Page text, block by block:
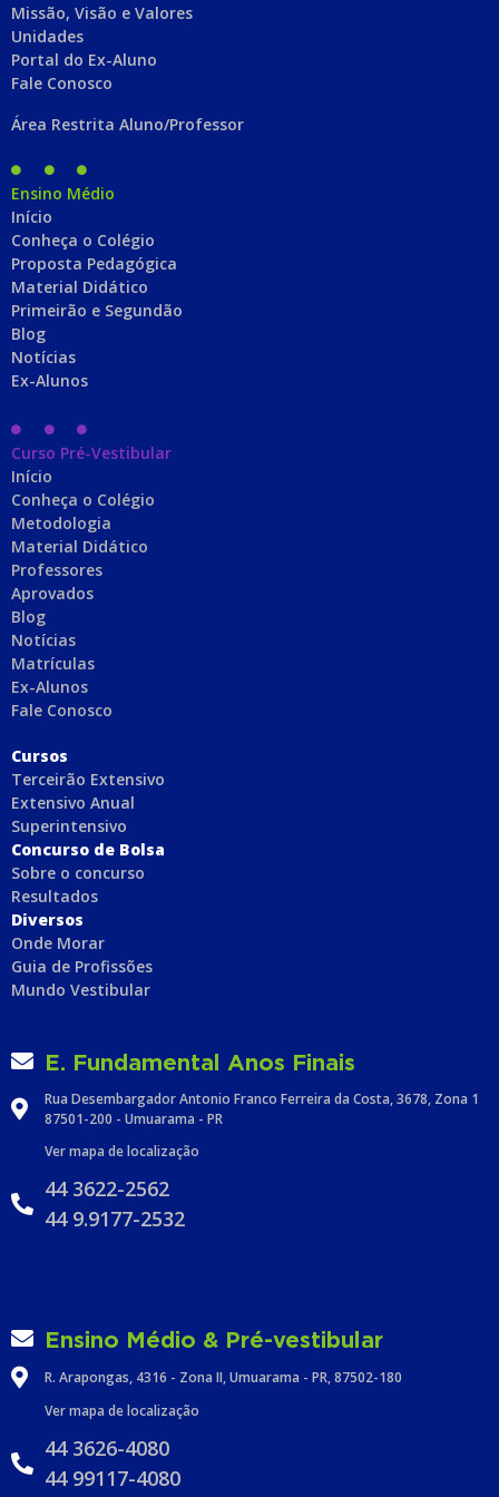
Missão, Visão e Valores
Unidades
Portal do Ex-Aluno
Fale Conosco
Área Restrita Aluno/Professor
Ensino Médio
Início
Conheça o Colégio
Proposta Pedagógica
Material Didático
Primeirão e Segundão
Blog
Notícias
Ex-Alunos
Curso Pré-Vestibular
Início
Conheça o Colégio
Metodologia
Material Didático
Professores
Aprovados
Blog
Notícias
Matrículas
Ex-Alunos
Fale Conosco
Cursos
Terceirão Extensivo
Extensivo Anual
Superintensivo
Concurso de Bolsa
Sobre o concurso
Resultados
Diversos
Onde Morar
Guia de Profissões
Mundo Vestibular
E. Fundamental Anos Finais
Rua Desembargador Antonio Franco Ferreira da Costa, 3678, Zona 1
87501-200 - Umuarama - PR
Ver mapa de localização
44 3622-2562
44 9.9177-2532
Ensino Médio & Pré-vestibular
R. Arapongas, 4316 - Zona II, Umuarama - PR, 87502-180
Ver mapa de localização
44 3626-4080
44 99117-4080